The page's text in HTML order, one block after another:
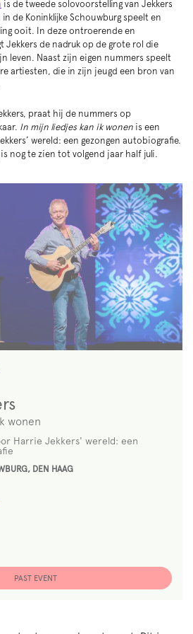
is de tweede solovoorstelling van Jekkers
de Koninklijke Schouwburg speelt en
ooit. In deze ontroerende en
Jekkers de nadruk op de grote rol die
leven. Naast zijn eigen nummers speelt
artiesten, die in zijn jeugd een bron van
praat hij de nummers op
In mijn liedjes kan ik wonen is een
wereld: een gezongen autobiografie.
nog te zien tot volgend jaar half juli.
wonen
Harrie Jekkers' wereld: een
DEN HAAG
PAST EVENT
Zoom